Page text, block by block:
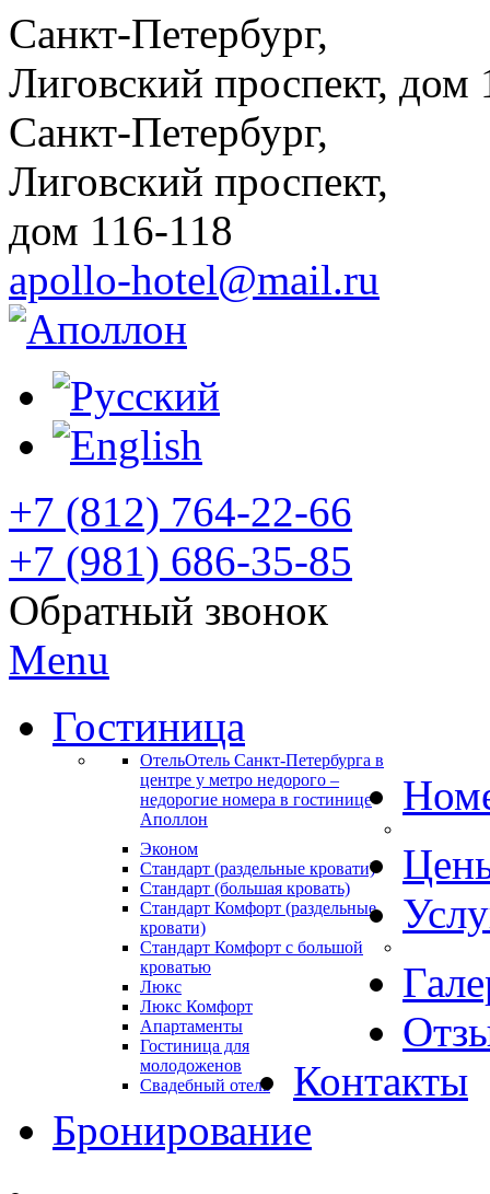
Санкт-Петербург,
Лиговский проспект, дом
Санкт-Петербург,
Лиговский проспект,
дом 116-118
apollo-hotel@mail.ru
+7 (812) 764-22-66
+7 (981) 686-35-85
Обратный звонок
Menu
Гостиница
ОтельОтель Санкт-Петербурга в
центре у метро недорого –
недорогие номера в гостинице
Аполлон
Эконом
Стандарт (раздельные кровати)
Стандарт (большая кровать)
Стандарт Комфорт (раздельные
кровати)
Стандарт Комфорт с большой
кроватью
Люкс
Люкс Комфорт
Апартаменты
Гостиница для
молодоженов
Свадебный отель
Контакты
Бронирование